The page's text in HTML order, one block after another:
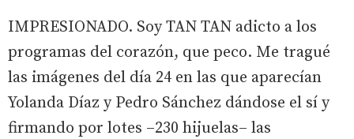
IMPRESIONADO. Soy TAN TAN adicto a los
programas del corazón, que peco. Me tragué
las imágenes del día 24 en las que aparecían
Yolanda Díaz y Pedro Sánchez dándose el sí y
firmando por lotes –230 hijuelas– las